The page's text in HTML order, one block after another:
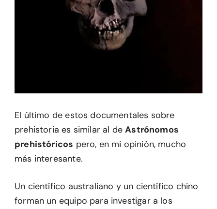
El último de estos documentales sobre
prehistoria es similar al deAstrónomos
prehistóricos pero, en mi opinión, mucho
más interesante.
Un científico australiano y un científico chino
forman un equipo para investigar a los